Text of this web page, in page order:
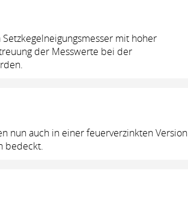
mit hoher
der Messwerte bei der
nun auch in einerfeuerverzinkten Version
bedeckt.